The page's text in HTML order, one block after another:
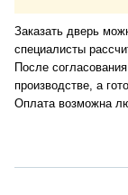
Заказать дверь
специалисты
После
производстве, а
Оплата возможна